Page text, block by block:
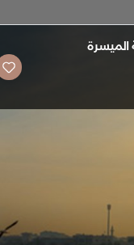
الميسرة